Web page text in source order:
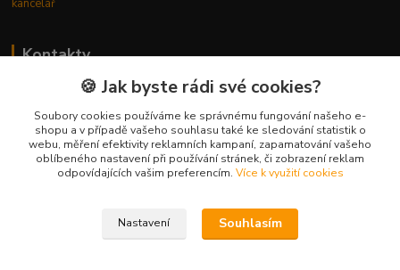
kancelář
Kontakty
Ing. Michal Vaněk
+420 603 332 100
(Po-Pá, 10-17 hod.)
info@vyhodnynakup.eu
🍪 Jak byste rádi své cookies?
Soubory cookies používáme ke správnému fungování našeho e-
shopu a v případě vašeho souhlasu také ke sledování statistik o
webu, měření efektivity reklamních kampaní, zapamatování vašeho
oblíbeného nastavení při používání stránek, či zobrazení reklam
odpovídajících vašim preferencím. Více k využití cookies
Nastavení Souhlasím